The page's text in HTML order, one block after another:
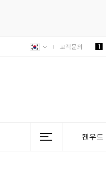
고객문의 1
켄우드